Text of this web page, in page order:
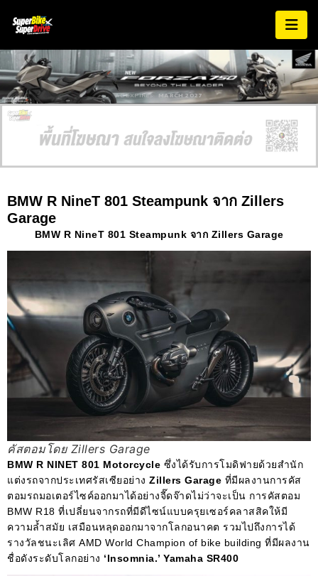
AD EXPIRES: MARCH 2027
BMW R NineT 801 Steampunk จาก Zillers
Garage
BMW R NineT 801 Steampunk จาก Zillers Garage
คัสตอมโดย Zillers Garage
BMW R NINET 801 Motorcycle ซึ่งได้รับการโมดิฟายด้วยสำนัก
แต่งรถจากประเทศรัสเซียอย่าง Zillers Garage ที่มีผลงานการคัส
ตอมรถมอเตอร์ไซค์ออกมาได้อย่างจี๊ดจ๊าดไม่ว่าจะเป็น การคัสตอม
BMW R18 ที่เปลี่ยนจากรถที่มีดีไซน์แบบครุยเซอร์คลาสสิคให้มี
ความล้ำสมัย เสมือนหลุดออกมาจากโลกอนาคต รวมไปถึงการได้
รางวัลชนะเลิศ AMD World Champion of bike building ที่มีผลงาน
ชื่อดังระดับโลกอย่าง ‘Insomnia.’ Yamaha SR400